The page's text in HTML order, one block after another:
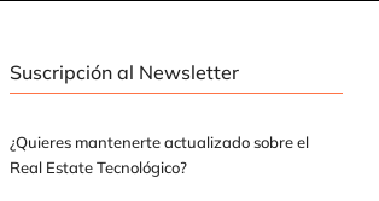
Suscripción al Newsletter
¿Quieres mantenerte actualizado sobre el
Real Estate Tecnológico?